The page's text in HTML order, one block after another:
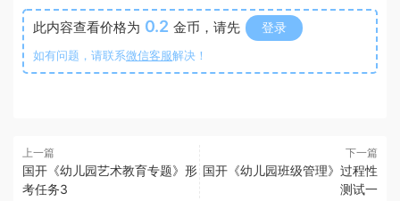
此内容查看价格为 0.2 金币，请先 登录
如有问题，请联系微信客服解决！
上一篇
国开《幼儿园艺术教育专题》形
考任务3
下一篇
国开《幼儿园班级管理》过程性
测试一